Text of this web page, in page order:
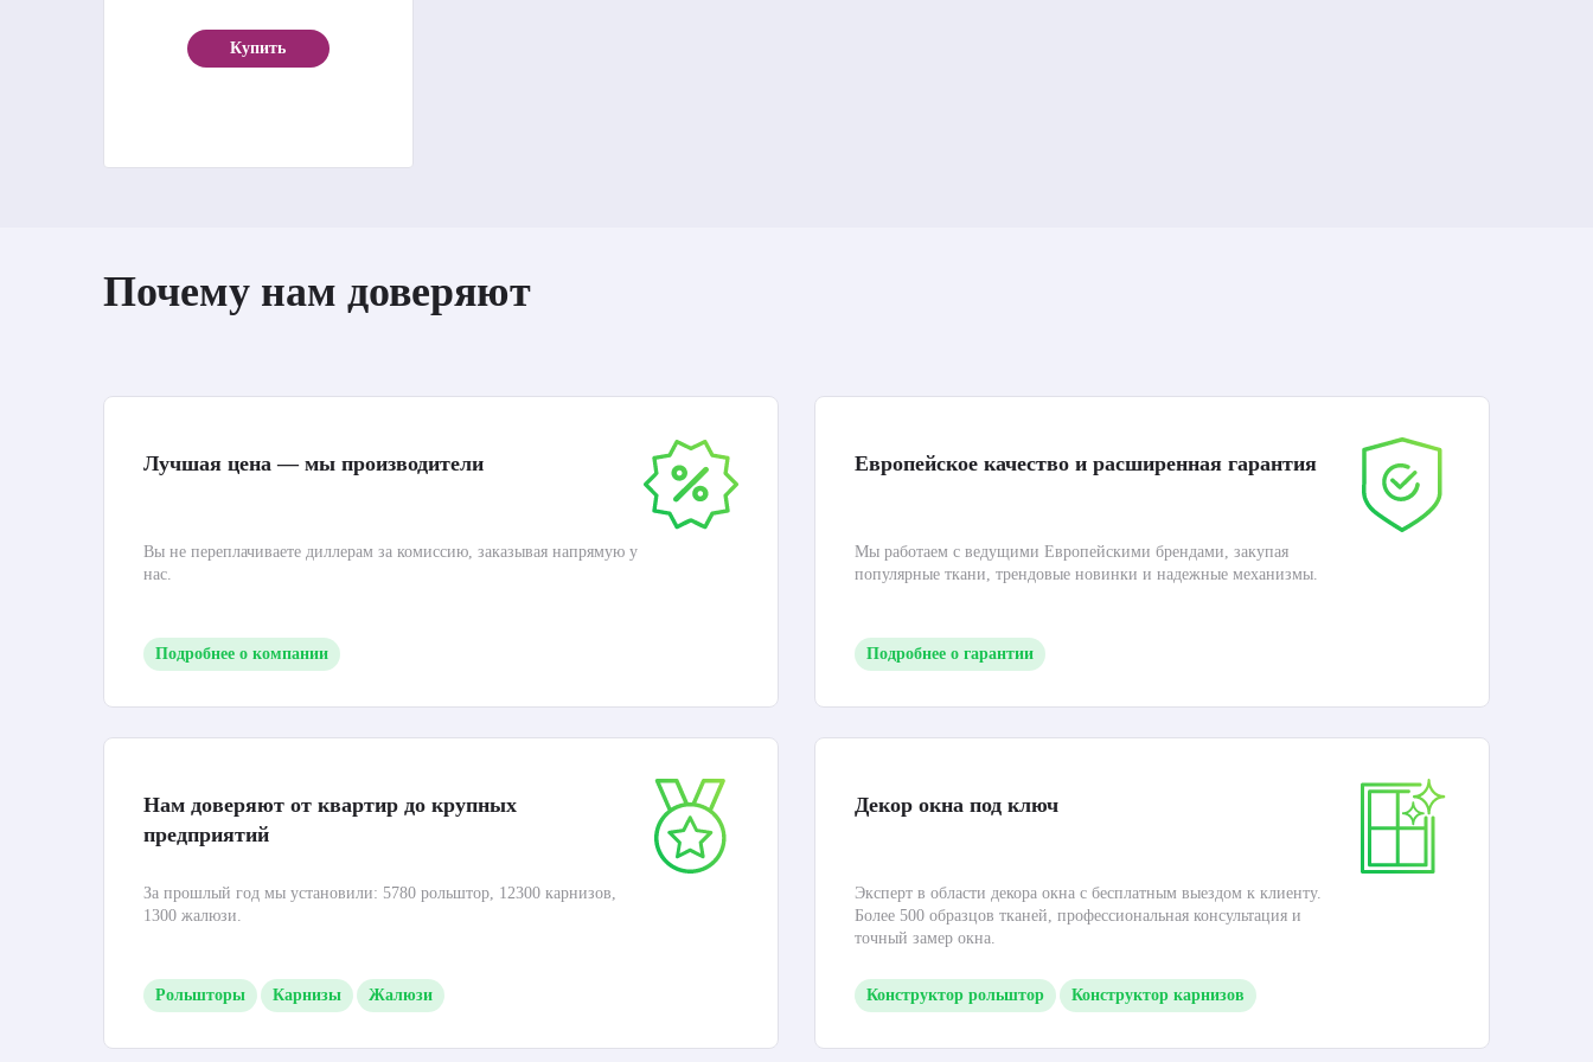
Купить
Почему нам доверяют
Лучшая цена — мы производители
Вы не переплачиваете диллерам за комиссию, заказывая напрямую у
нас.
Подробнее о компании
Нам доверяют от квартир до крупных
предприятий
За прошлый год мы установили: 5780 рольштор, 12300 карнизов,
1300 жалюзи.
Рольшторы Карнизы Жалюзи
Европейское качество и расширенная гарантия
Мы работаем с ведущими Европейскими брендами, закупая
популярные ткани, трендовые новинки и надежные механизмы.
Подробнее о гарантии
Декор окна под ключ
Эксперт в области декора окна с бесплатным выездом к клиенту.
Более 500 образцов тканей, профессиональная консультация и
точный замер окна.
Конструктор рольштор Конструктор карнизов